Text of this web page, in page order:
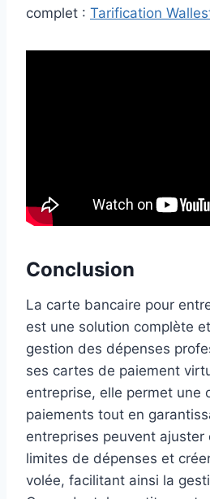
complet : Tarification
Conclusion
La carte bancaire pour
est une solution complète
gestion des dépenses
ses cartes de paiement
entreprise, elle permet une
paiements tout en
entreprises peuvent ajuster
limites de dépenses et
volée, facilitant ainsi la